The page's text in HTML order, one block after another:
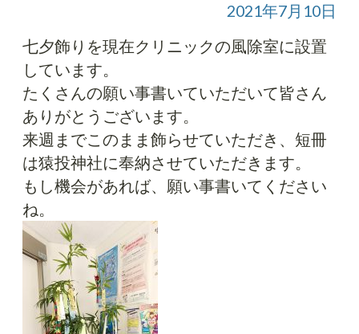
2021年7月10日
七夕飾りを現在クリニックの風除室に設置
しています。
たくさんの願い事書いていただいて皆さん
ありがとうございます。
来週までこのまま飾らせていただき、短冊
は猿投神社に奉納させていただきます。
もし機会があれば、願い事書いてください
ね。